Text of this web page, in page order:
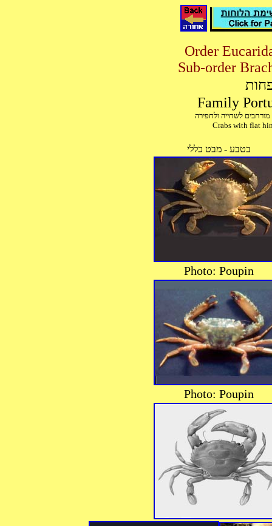
מורחבים לשחייה ולחפירה
Crabs with flat
בטבע - מבט כללי
Photo: Poupin
Photo: Poupin